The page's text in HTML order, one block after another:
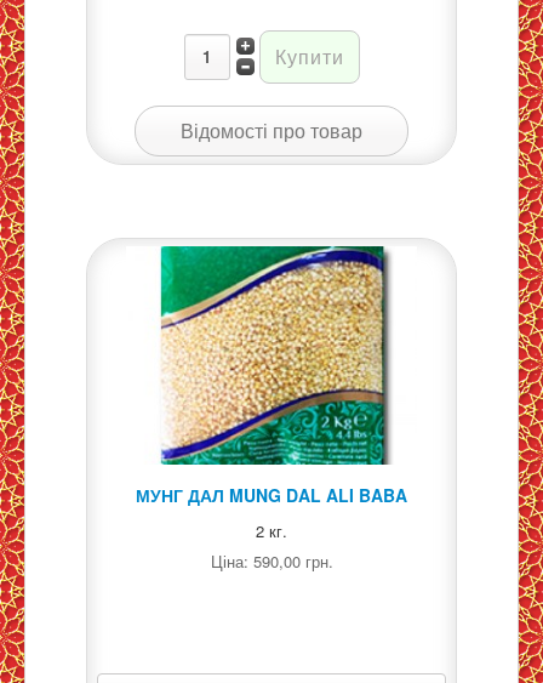
Відомості про товар
МУНГ ДАЛ MUNG DAL ALI BABA
2 кг.
Ціна: 590,00 грн.